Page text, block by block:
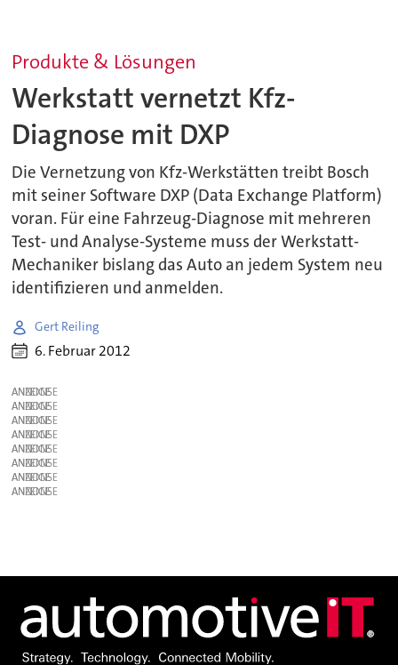
Produkte & Lösungen
Werkstatt vernetzt Kfz-
Diagnose mit DXP
Die Vernetzung von Kfz-Werkstätten treibt Bosch
mit seiner Software DXP (Data Exchange Platform)
voran. Für eine Fahrzeug-Diagnose mit mehreren
Test- und Analyse-Systeme muss der Werkstatt-
Mechaniker bislang das Auto an jedem System neu
identifizieren und anmelden.
Gert Reiling
6. Februar 2012
ANZEIGE
ANZEIGE
ANZEIGE
ANZEIGE
ANZEIGE
ANZEIGE
ANZEIGE
ANZEIGE